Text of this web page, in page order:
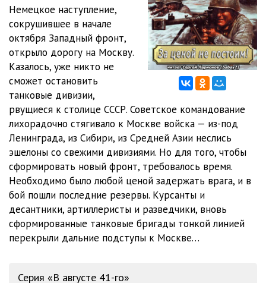
008 09:45
009 10:26
010 09:09
011
012 09:50
013 10:55
014 10:18
015 10:37
017 10:06
019
Немецкое наступление,
сокрушившее в начале
октября Западный фронт,
открыло дорогу на Москву.
Казалось, уже никто не
сможет остановить
танковые дивизии,
рвущиеся к столице СССР. Советское командование
лихорадочно стягивало к Москве войска — из-под
Ленинграда, из Сибири, из Средней Азии неслись
эшелоны со свежими дивизиями. Но для того, чтобы
сформировать новый фронт, требовалось время.
Необходимо было любой ценой задержать врага, и в
бой пошли последние резервы. Курсанты и
десантники, артиллеристы и разведчики, вновь
сформированные танковые бригады тонкой линией
перекрыли дальние подступы к Москве…
Серия «В августе 41-го»